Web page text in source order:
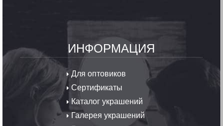
ИНФОРМАЦИЯ
Для оптовиков
Сертификаты
Каталог украшений
Галерея украшений